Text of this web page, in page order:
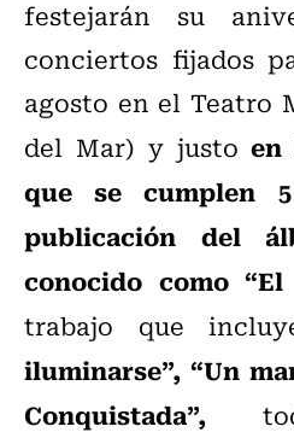
festejarán su
conciertos fijados
agosto en el Teatro
del Mar) y justoen
que se cumplen
publicación del
conocido como “El
trabajo que
iluminarse”, “Un
Conquistada”,